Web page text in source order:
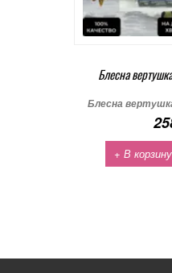
Блесна
Блесна
+ В корзину